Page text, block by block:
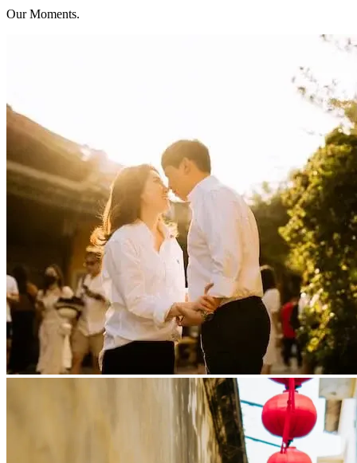
Our Moments.